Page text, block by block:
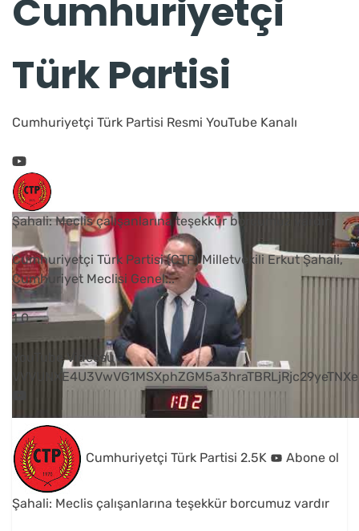
Cumhuriyetçi
Türk Partisi
Cumhuriyetçi Türk Partisi Resmi YouTube Kanalı
Şahali: Meclis çalışanlarına teşekkür borcumuz vardır
Cumhuriyetçi Türk Partisi (CTP) Milletvekili Erkut Şahali,
Cumhuriyet Meclisi Genel...
1 0
YouTube Videosu
Cumhuriyetçi Türk Partisi 2.5K Abone ol
Şahali: Meclis çalışanlarına teşekkür borcumuz vardır